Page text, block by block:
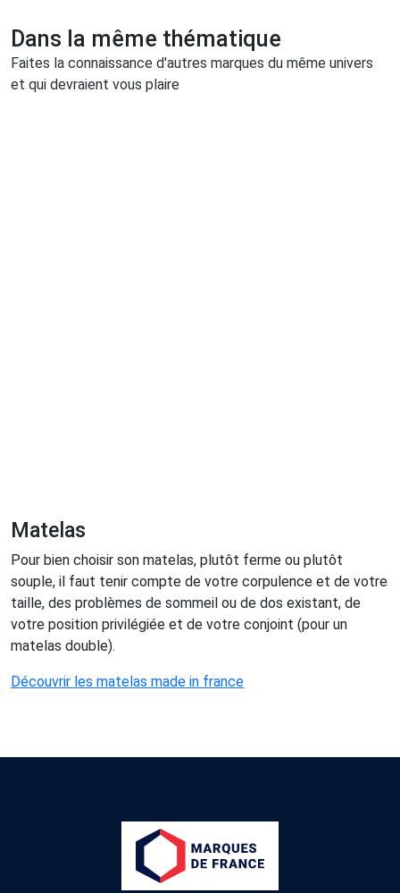
Dans la même thématique
Faites la connaissance d'autres marques du même univers
et qui devraient vous plaire
Matelas
Pour bien choisir son matelas, plutôt ferme ou plutôt
souple, il faut tenir compte de votre corpulence et de votre
taille, des problèmes de sommeil ou de dos existant, de
votre position privilégiée et de votre conjoint (pour un
matelas double).
Découvrir les matelas made in france